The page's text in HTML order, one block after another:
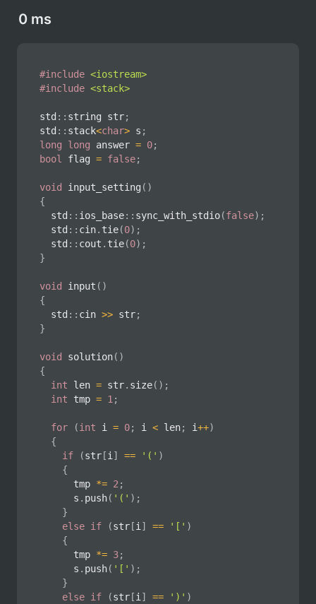
0 ms
#include <iostream>
#include <stack>
std :: string str;
std :: stack<char> s ;
long
long answer = 0;
bool
flag = false;
void input_setting ( )
{
	std
:: ios_base:: sync_with_stdio(false) ;
	std
:: cin. tie(0) ;
	std
:: cout . tie(0) ;
}
void input ( )
{
	std
:: cin >> str;
}
void solution( )
{
int len = str. size( ) ;
int tmp = 1 ;
for (int i = 0; i < len; i++)
{
if
(str [i ] == '(' )
{
			tmp
*= 2 ;
			s
. push( '(' ) ;
}
else if (str [i ] == '[' )
{
			tmp
*= 3;
			s
. push( '[' ) ;
}
else if (str [i ] == ')' )